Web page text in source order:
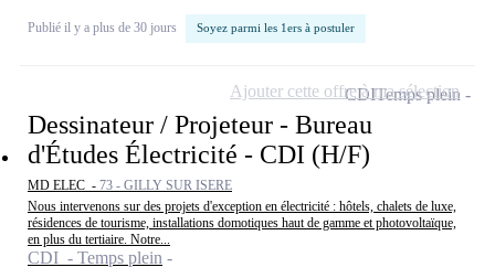
Publié il y a plus de 30 jours Soyez parmi les 1ers à postuler
Dessinateur / Projeteur - Bureau
d'Études Électricité - CDI (H/F)
MD ELEC - 73 - GILLY SUR ISERE
Nous intervenons sur des projets d'exception en électricité : hôtels, chalets de luxe,
résidences de tourisme, installations domotiques haut de gamme et photovoltaïque,
en plus du tertiaire. Notre...
CDI - Temps plein
CDITemps plein
Ajouter cette offre à ma sélection